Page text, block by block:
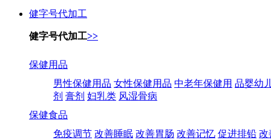
健字号代加工
健字号代加工>>
保健用品
男性保健用品 女性保健用品 中老年保健用 品婴幼
剂 膏剂 妇乳类 风湿骨病
保健食品
免疫调节 改善睡眠 改善胃肠 改善记忆 促进排铅 改